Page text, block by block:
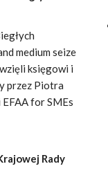
medium seize
księgowi i
przez Piotra
for SMEs
Rady